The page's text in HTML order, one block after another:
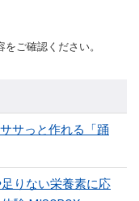
ご確認ください。
サっと作れる「踊
りない栄養素に応